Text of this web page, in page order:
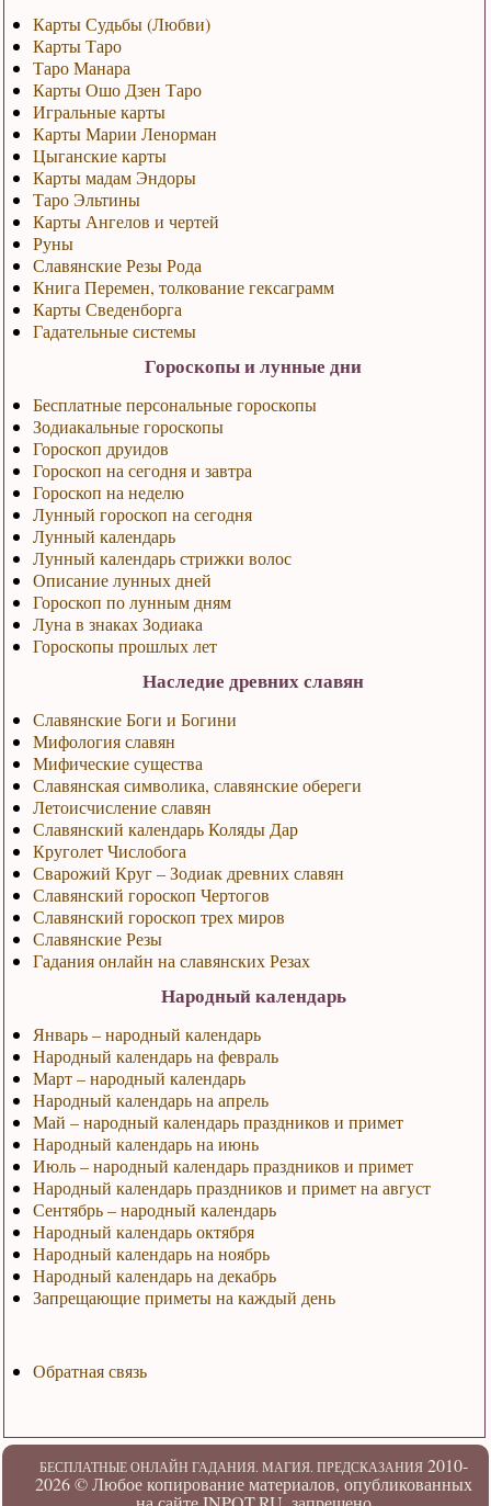
Карты Судьбы (Любви)
Карты Таро
Таро Манара
Карты Ошо Дзен Таро
Игральные карты
Карты Марии Ленорман
Цыганские карты
Карты мадам Эндоры
Таро Эльтины
Карты Ангелов и чертей
Руны
Славянские Резы Рода
Книга Перемен, толкование гексаграмм
Карты Сведенборга
Гадательные системы
Гороскопы и лунные дни
Бесплатные персональные гороскопы
Зодиакальные гороскопы
Гороскоп друидов
Гороскоп на сегодня и завтра
Гороскоп на неделю
Лунный гороскоп на сегодня
Лунный календарь
Лунный календарь стрижки волос
Описание лунных дней
Гороскоп по лунным дням
Луна в знаках Зодиака
Гороскопы прошлых лет
Наследие древних славян
Славянские Боги и Богини
Мифология славян
Мифические существа
Славянская символика, славянские обереги
Летоисчисление славян
Славянский календарь Коляды Дар
Круголет Числобога
Сварожий Круг – Зодиак древних славян
Славянский гороскоп Чертогов
Славянский гороскоп трех миров
Славянские Резы
Гадания онлайн на славянских Резах
Народный календарь
Январь – народный календарь
Народный календарь на февраль
Март – народный календарь
Народный календарь на апрель
Май – народный календарь праздников и примет
Народный календарь на июнь
Июль – народный календарь праздников и примет
Народный календарь праздников и примет на август
Сентябрь – народный календарь
Народный календарь октября
Народный календарь на ноябрь
Народный календарь на декабрь
Запрещающие приметы на каждый день
Обратная связь
БЕСПЛАТНЫЕ ОНЛАЙН ГАДАНИЯ. МАГИЯ. ПРЕДСКАЗАНИЯ2010-
2026 ©Любое копирование материалов, опубликованных